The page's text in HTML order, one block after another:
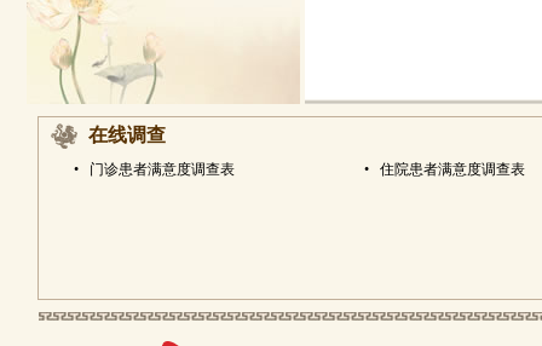
在线调查
• 门诊患者满意度调查表 • 住院患者满意度调查表